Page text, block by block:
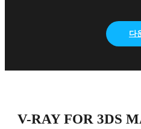
다
V-RAY FOR 3DS